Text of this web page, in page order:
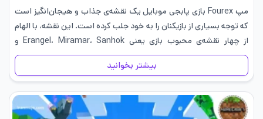
مپ Fourex بازی پابجی موبایل یک نقشه‌ی جذاب و هیجان‌انگیز است
که توجه بسیاری از بازیکنان را به خود جلب کرده است. این نقشه، با الهام
از چهار نقشه‌ی محبوب بازی یعنی Erangel، Miramar، Sanhok و
Vikendi طراحی شده و…
بیشتر بخوانید